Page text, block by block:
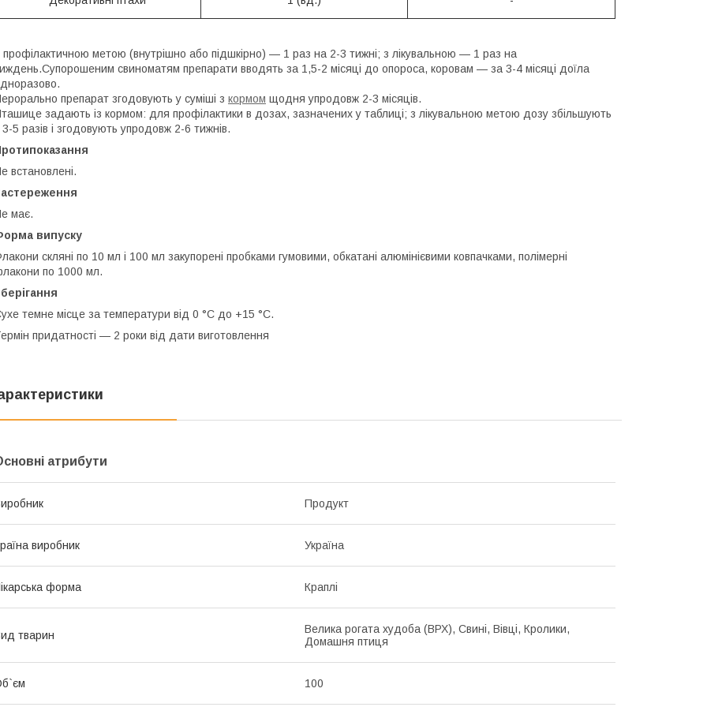
профілактичною метою (внутрішно або підшкірно) — 1 раз на 2-3 тижні; з лікувальною — 1 раз на
свиноматям препарати вводять за 1,5-2 місяці до опороса, коровам — за 3-4 місяці доїла
препарат згодовують у суміші з кормом щодня упродовж 2-3 місяців.
задають із кормом: для профілактики в дозах, зазначених у таблиці; з лікувальною метою дозу збільшують
3-5 разів і згодовують упродовж 2-6 тижнів.
встановлені.
має.
випуску
скляні по 10 мл і 100 мл закупорені пробками гумовими, обкатані алюмінієвими ковпачками, полімерні
по 1000 мл.
темне місце за температури від 0 °C до +15 °C.
придатності — 2 роки від дати виготовлення
атрибути
Продукт
виробник Україна
форма Краплі
тварин
Велика рогата худоба (ВРХ), Свині, Вівці, Кролики,
Домашня птиця
100